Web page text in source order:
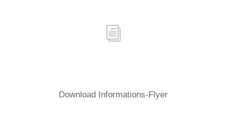
i
Down­load Informations-Flyer